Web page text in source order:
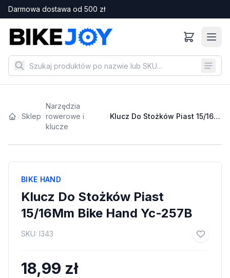
Darmowa dostawa od 500 zł
Sklep
Narzędzia
rowerowe i
klucze
Klucz Do Stożków Piast 15/16Mm Bike Hand Yc-257B
BIKE HAND
Klucz Do Stożków Piast
15/16Mm Bike Hand Yc-257B
SKU: I343
18,99 zł